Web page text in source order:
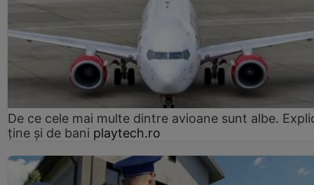
De ce cele mai multe dintre avioane sunt albe.
ține și de bani playtech.ro